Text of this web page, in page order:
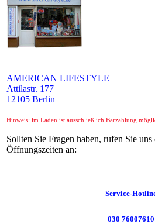
AMERICAN LIFESTYLE
Attilastr. 177
12105 Berlin
Hinweis: im Laden ist ausschließlich Barzahlung
Sollten Sie Fragen haben, rufen Sie
Öffnungszeiten an:
Service-
030 76007610